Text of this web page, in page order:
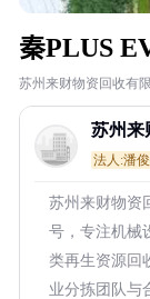
秦PLUS
苏州来财物资回收有
苏州来
法人:潘
苏州来财物资
号，专注机械
类再生资源回
业分拣团队与